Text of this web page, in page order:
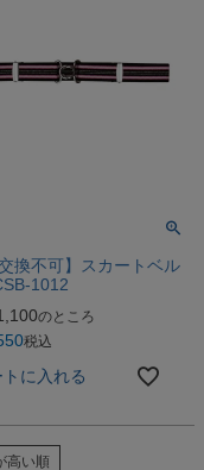
交換不可】スカートベル
1012
のところ
税込
トに入れる
高い順